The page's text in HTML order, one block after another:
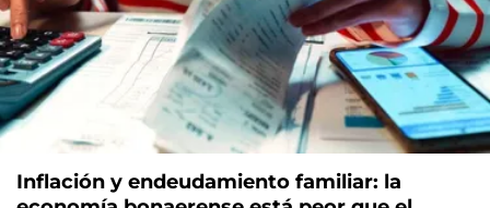
Inflación y endeudamiento familiar: la